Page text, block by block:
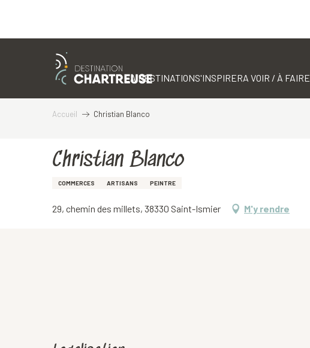
LA DESTINATIONS'INSPIRERA VOIR / À FAIRE
Accueil Christian Blanco
Christian Blanco
COMMERCES ARTISANS PEINTRE
29, chemin des millets, 38330 Saint-Ismier M'y rendre